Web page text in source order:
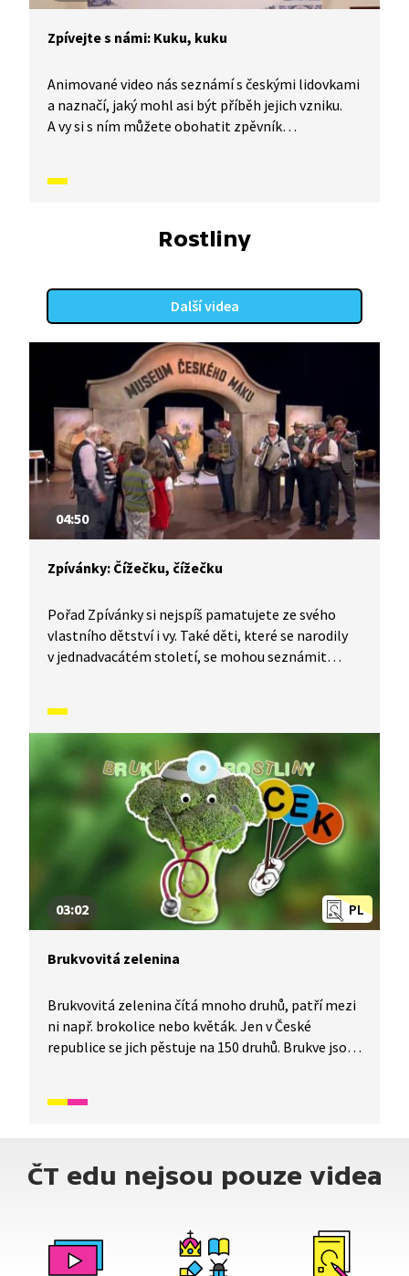
Zpívejte s námi: Kuku, kuku
Animované video nás seznámí s českými lidovkami
a naznačí, jaký mohl asi být příběh jejich vzniku.
A vy si s ním můžete obohatit zpěvník
naučíme písničku Kuku, kuku.
Rostliny
Další videa
04:50
Zpívánky: Čížečku, čížečku
Pořad Zpívánky si nejspíš pamatujete ze svého
vlastního dětství i vy. Také děti, které se narodily
v jednadvacátém století, se mohou seznámit
příbězích představíme písničky i dobový kontext,
ve kterém vznikly. V tomto díle se naučíme píseň:
Čížečku, čížečku.
PL
03:02
Brukvovitá zelenina
Brukvovitá zelenina čítá mnoho druhů, patří mezi
ni např. brokolice nebo květák. Jen v České
republice se jich pěstuje na 150 druhů. Brukve jsou
ČT edu nejsou pouze videa